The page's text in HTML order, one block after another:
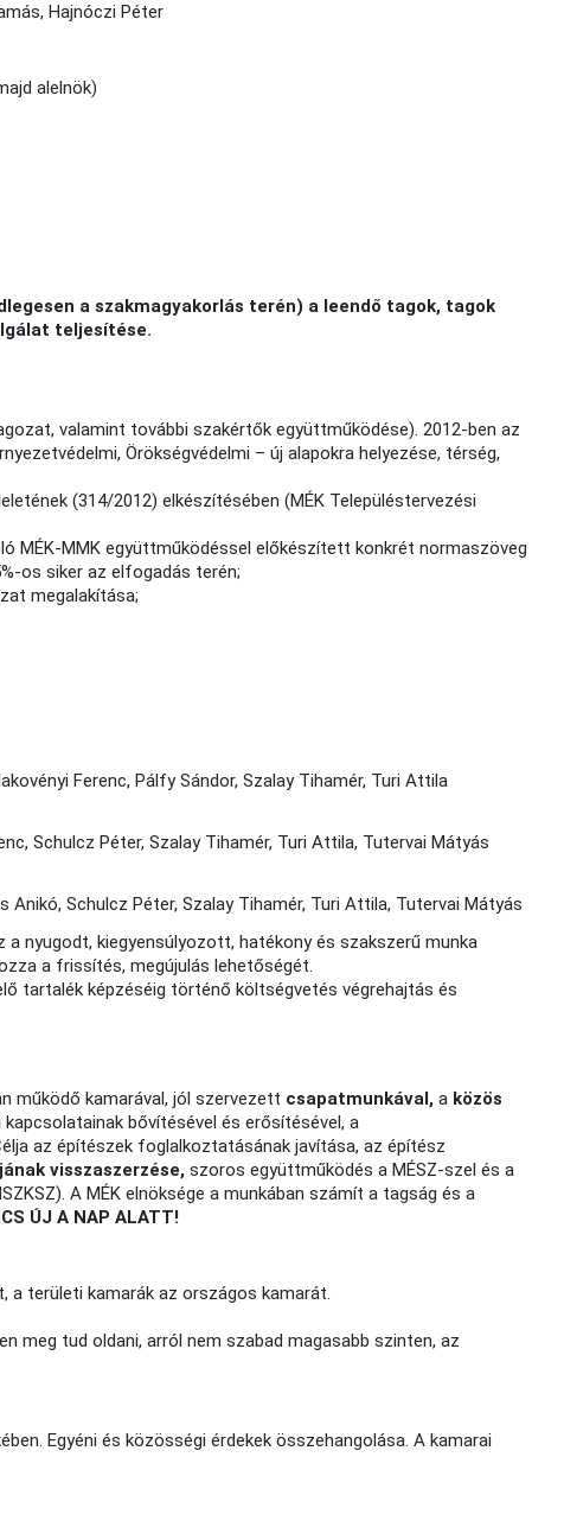
Hajnóczi Péter
alelnök)
a szakmagyakorlás terén) a leendő tagok, tagok
teljesítése.
valamint további szakértők együttműködése). 2012-ben az
Örökségvédelmi – új alapokra helyezése, térség,
(314/2012) elkészítésében (MÉK Településtervezési
MÉK-MMK együttműködéssel előkészített konkrét normaszöveg
os siker az elfogadás terén;
megalakítása;
Ferenc, Pálfy Sándor, Szalay Tihamér, Turi Attila
Schulcz Péter, Szalay Tihamér, Turi Attila, Tutervai Mátyás
Anikó, Schulcz Péter, Szalay Tihamér, Turi Attila, Tutervai Mátyás
nyugodt, kiegyensúlyozott, hatékony és szakszerű munka
a frissítés, megújulás lehetőségét.
tartalék képzéséig történő költségvetés végrehajtás és
működő kamarával, jól szervezett csapatmunkával,a közös
bővítésével és erősítésével, a
az építészek foglalkoztatásának javítása, az építész
visszaszerzése,szoros együttműködés a MÉSZ-szel és a
A MÉK elnöksége a munkában számít a tagság és a
ÚJ A NAP ALATT!
a területi kamarák az országos kamarát.
meg tud oldani, arról nem szabad magasabb szinten, az
Egyéni és közösségi érdekek összehangolása. A kamarai